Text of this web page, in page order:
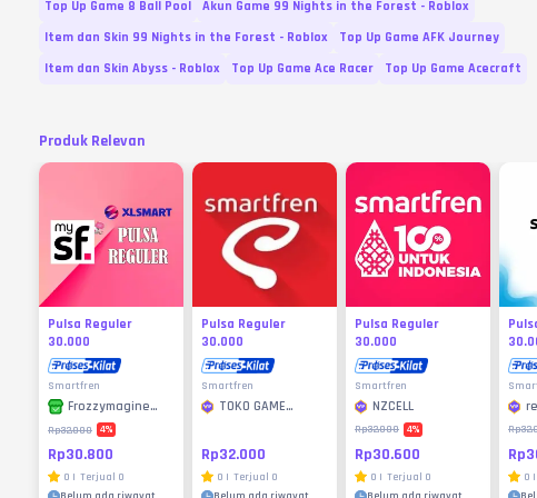
Top Up Game 8 Ball Pool
Akun Game 99 Nights in the Forest - Roblox
Item dan Skin 99 Nights in the Forest - Roblox
Top Up Game AFK Journey
Item dan Skin Abyss - Roblox
Top Up Game Ace Racer Top Up Game Acecraft
Produk Relevan
Pulsa Reguler
30.000
Smartfren
Frozzymagine
Store
Rp32.000 4%
Rp30.800
0 | Terjual 0
Pulsa Reguler
30.000
Smartfren
TOKO GAME
Rp32.000
0 | Terjual 0
Pulsa Reguler
30.000
Smartfren
NZCELL
Rp32.000 4%
Rp30.600
0 | Terjual 0
0 |